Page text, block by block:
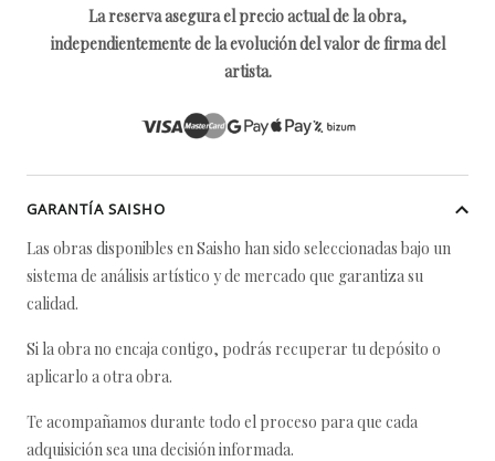
La reserva asegura el precio actual de la obra,
independientemente de la evolución del valor de firma del
artista.
GARANTÍA SAISHO
Las obras disponibles en Saisho han sido seleccionadas bajo un
sistema de análisis artístico y de mercado que garantiza su
calidad.
Si la obra no encaja contigo, podrás recuperar tu depósito o
aplicarlo a otra obra.
Te acompañamos durante todo el proceso para que cada
adquisición sea una decisión informada.